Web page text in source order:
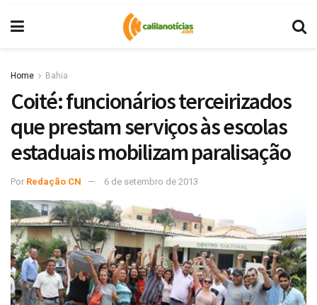
Home Bahia
Coité: funcionários terceirizados
que prestam serviços às escolas
estaduais mobilizam paralisação
Por Redação CN 6 de setembro de 2013